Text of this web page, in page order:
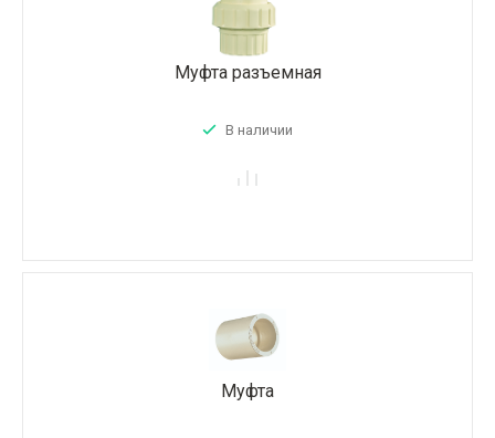
Муфта разъемная
В наличии
Муфта